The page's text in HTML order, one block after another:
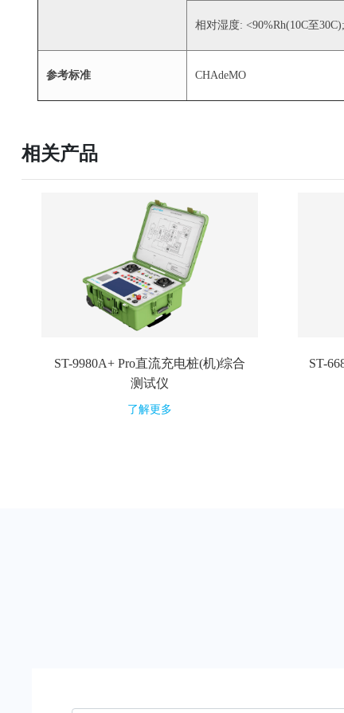
相对湿度: <90%Rh(10C至
参考标准 CHAdeMO
相关产品
ST-9980A+ Pro直流充电桩(机)综合
测试仪
了解更多
ST-